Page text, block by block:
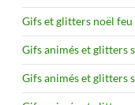
Gifs et glitters noël feu
Gifs animés et glitters
Gifs animés et glitters